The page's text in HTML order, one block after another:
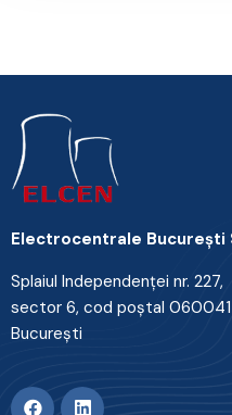
Electrocentrale Bucureşti
Splaiul Independenţei nr. 227,
sector 6, cod poştal 060041
Bucureşti